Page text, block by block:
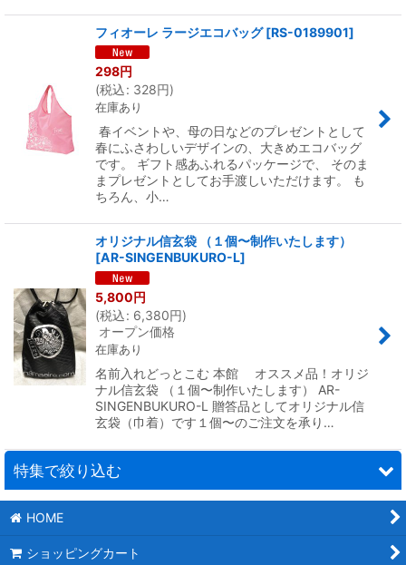
フィオーレ ラージエコバッグ [RS-0189901]
298円
(税込: 328円)
在庫あり
春イベントや、母の日などのプレゼントとして
春にふさわしいデザインの、大きめエコバッグ
です。 ギフト感あふれるパッケージで、 そのま
まプレゼントとしてお手渡しいただけます。 も
ちろん、小…
オリジナル信玄袋 （１個〜制作いたします）
[AR-SINGENBUKURO-L]
5,800円
(税込: 6,380円)
オープン価格
在庫あり
名前入れどっとこむ 本館 オススメ品！オリジ
ナル信玄袋 （１個〜制作いたします） AR-
SINGENBUKURO-L 贈答品としてオリジナル信
玄袋（巾着）です１個〜のご注文を承り…
特集で絞り込む
フルカラー名入れ
1個〜名入れができる商品特集
HOME
ショッピングカート